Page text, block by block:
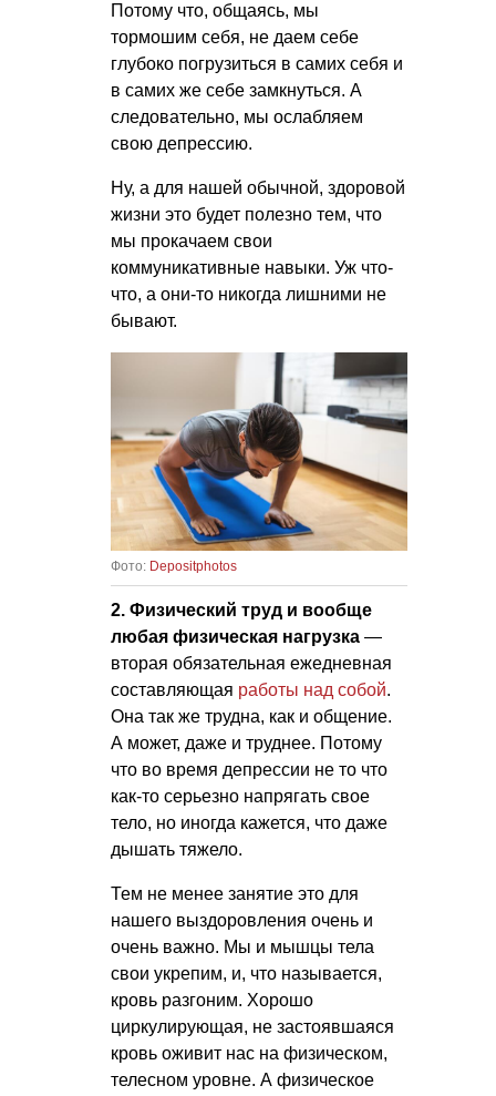
Потому что, общаясь, мы
тормошим себя, не даем себе
глубоко погрузиться в самих себя и
в самих же себе замкнуться. А
следовательно, мы ослабляем
свою депрессию.
Ну, а для нашей обычной, здоровой
жизни это будет полезно тем, что
мы прокачаем свои
коммуникативные навыки. Уж что-
что, а они-то никогда лишними не
бывают.
Фото: Depositphotos
2. Физический труд и вообще
любая физическая нагрузка —
вторая обязательная ежедневная
составляющая работы над собой.
Она так же трудна, как и общение.
А может, даже и труднее. Потому
что во время депрессии не то что
как-то серьезно напрягать свое
тело, но иногда кажется, что даже
дышать тяжело.
Тем не менее занятие это для
нашего выздоровления очень и
очень важно. Мы и мышцы тела
свои укрепим, и, что называется,
кровь разгоним. Хорошо
циркулирующая, не застоявшаяся
кровь оживит нас на физическом,
телесном уровне. А физическое